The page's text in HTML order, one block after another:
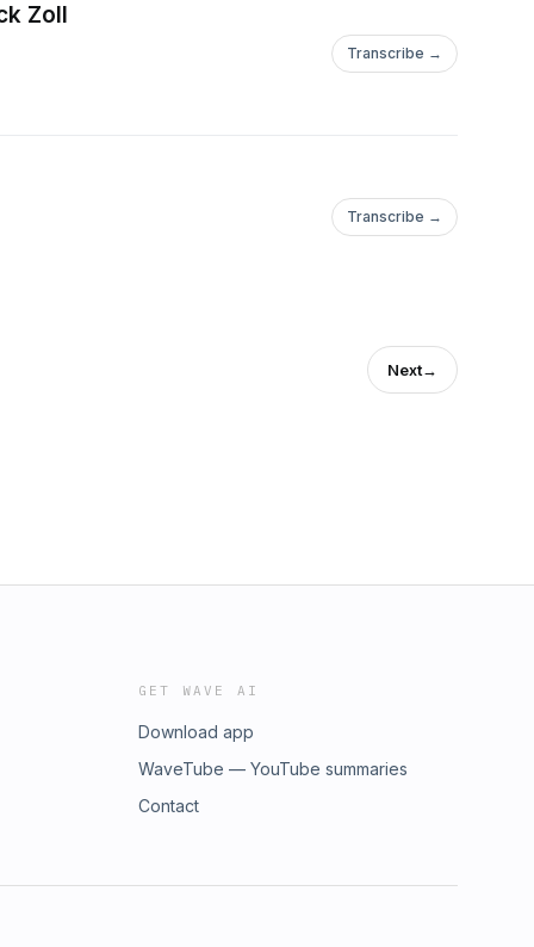
Zoll
Transcribe →
Transcribe →
Next→
GET WAVE AI
Download app
WaveTube — YouTube summaries
Contact